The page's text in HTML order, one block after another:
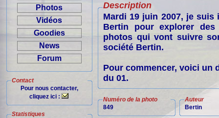
Photos
Vidéos
Goodies
News
Forum
Contact
Pour nous contacter,
cliquez ici :
Statistiques
Description
Mardi 19 juin 2007, je
Bertin pour explorer
photos qui vont suivre
société Bertin.
Pour commencer, voici un
du 01.
Numéro de la photo
849
Auteur
Bertin